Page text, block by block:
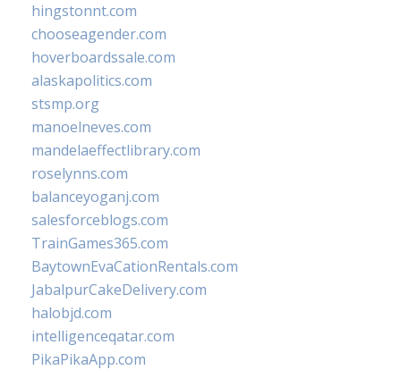
hingstonnt.com
chooseagender.com
hoverboardssale.com
alaskapolitics.com
stsmp.org
manoelneves.com
mandelaeffectlibrary.com
roselynns.com
balanceyoganj.com
salesforceblogs.com
TrainGames365.com
BaytownEvaCationRentals.com
JabalpurCakeDelivery.com
halobjd.com
intelligenceqatar.com
PikaPikaApp.com